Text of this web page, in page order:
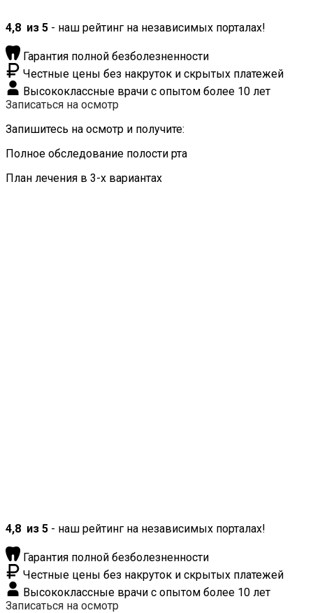
4,8 из 5 - наш рейтинг на независимых порталах!
Гарантия полной безболезненности
Честные цены без накруток и скрытых платежей
Высококлассные врачи с опытом более 10 лет
Записаться на осмотр
Запишитесь на осмотр и получите:
Полное обследование полости рта
План лечения в 3-х вариантах
4,8 из 5 - наш рейтинг на независимых порталах!
Гарантия полной безболезненности
Честные цены без накруток и скрытых платежей
Высококлассные врачи с опытом более 10 лет
Записаться на осмотр